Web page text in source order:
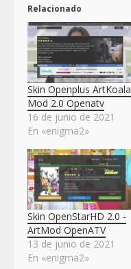
Relacionado
Skin Openplus ArtKoala
Mod 2.0 Openatv
16 de junio de 2021
En «enigma2»
Skin OpenStarHD 2.0 -
ArtMod OpenATV
13 de junio de 2021
En «enigma2»